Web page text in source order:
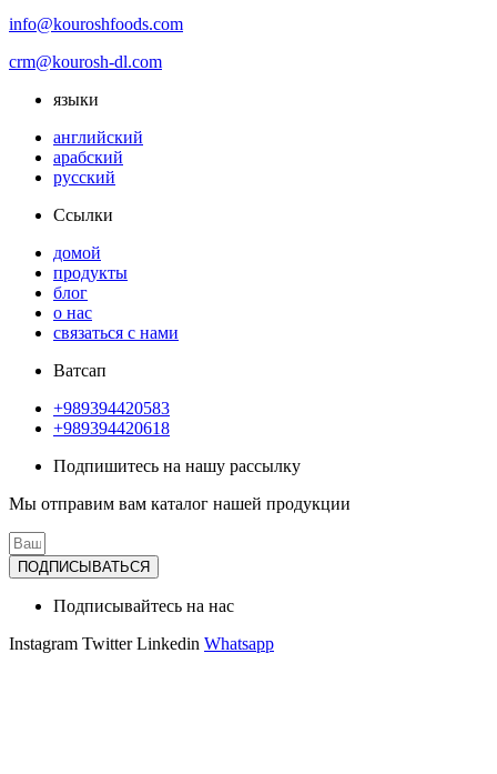
info@kouroshfoods.com
crm@kourosh-dl.com
языки
английский
арабский
русский
Ссылки
домой
продукты
блог
о нас
связаться с нами
Ватсап
+989394420583
+989394420618
Подпишитесь на нашу рассылку
Мы отправим вам каталог нашей продукции
ПОДПИСЫВАТЬСЯ
Подписывайтесь на нас
Instagram Twitter Linkedin Whatsapp